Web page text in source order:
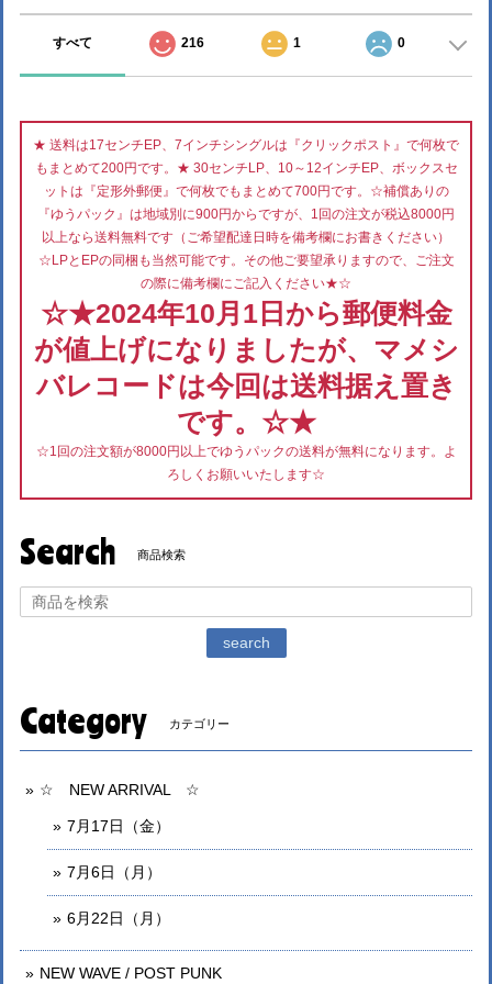
すべて 216 1 0
★ 送料は17センチEP、7インチシングルは『クリックポスト』で何枚で
もまとめて200円です。★ 30センチLP、10～12インチEP、ボックスセ
ットは『定形外郵便』で何枚でもまとめて700円です。☆補償ありの
『ゆうパック』は地域別に900円からですが、1回の注文が税込8000円
以上なら送料無料です（ご希望配達日時を備考欄にお書きください）
☆LPとEPの同梱も当然可能です。その他ご要望承りますので、ご注文
の際に備考欄にご記入ください★☆
☆★2024年10月1日から郵便料金
が値上げになりましたが、マメシ
バレコードは今回は送料据え置き
です。☆★
☆1回の注文額が8000円以上でゆうパックの送料が無料になります。よ
ろしくお願いいたします☆
Search 商品検索
search
Category カテゴリー
☆ NEW ARRIVAL ☆
7月17日（金）
7月6日（月）
6月22日（月）
NEW WAVE / POST PUNK